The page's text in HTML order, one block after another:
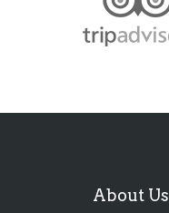
About Us